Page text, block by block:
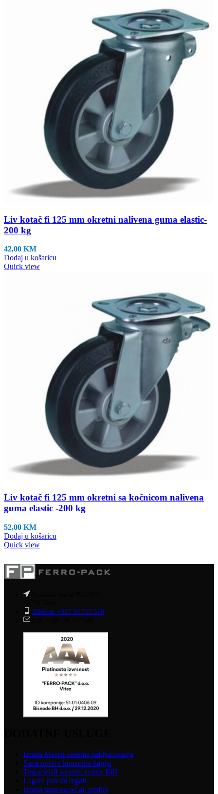
Liv kotač fi 125 mm okretni nalivena guma elastic-
200 kg
42,00 KM
Dodaj u košaricu
Quick view
Liv kotač fi 125 mm okretni sa kočnicom nalivena
guma elastic -200 kg
52,00 KM
Dodaj u košaricu
Quick view
Telefon: +387 30 717 550
Izrada Master sistema zaključavanja
Samonosiva konzolna kapija
Tegometall servisni centar BiH
Lagani paletni regali
Izrada ramova od al. profila